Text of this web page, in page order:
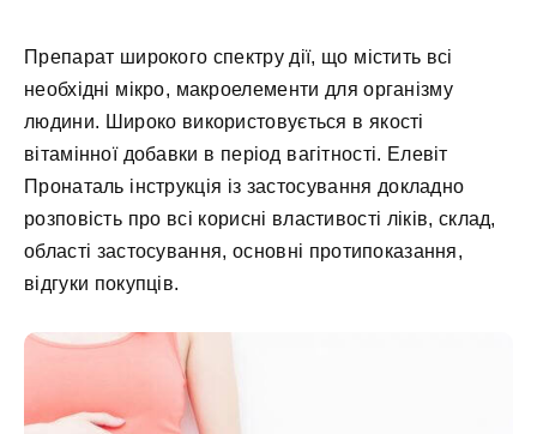
Препарат широкого спектру дії, що містить всі
необхідні мікро, макроелементи для організму
людини. Широко використовується в якості
вітамінної добавки в період вагітності. Елевіт
Пронаталь інструкція із застосування докладно
розповість про всі корисні властивості ліків, склад,
області застосування, основні протипоказання,
відгуки покупців.